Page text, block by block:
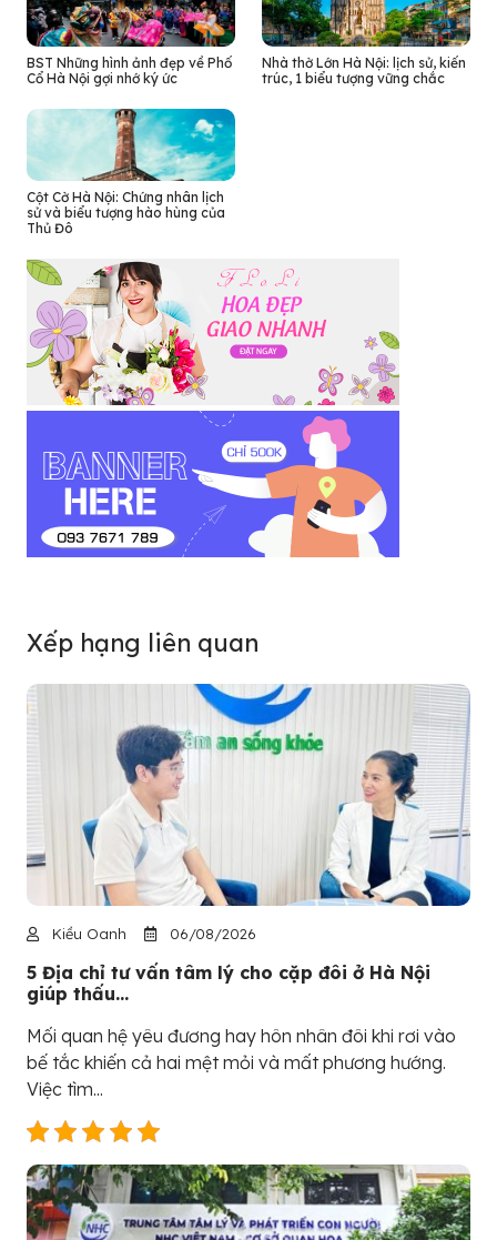
BST Những hình ảnh đẹp về Phố
Cổ Hà Nội gợi nhớ ký ức
Nhà thờ Lớn Hà Nội: lịch sử, kiến
trúc, 1 biểu tượng vững chắc
Cột Cờ Hà Nội: Chứng nhân lịch
sử và biểu tượng hào hùng của
Thủ Đô
Xếp hạng liên quan
Kiều Oanh 06/08/2026
5 Địa chỉ tư vấn tâm lý cho cặp đôi ở Hà Nội
giúp thấu...
Mối quan hệ yêu đương hay hôn nhân đôi khi rơi vào
bế tắc khiến cả hai mệt mỏi và mất phương hướng.
Việc tìm...